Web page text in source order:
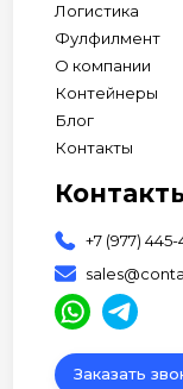
Логистика
Фулфилмент
О компании
Контейнеры
Блог
Контакты
+7 (977) 445-
Заказать